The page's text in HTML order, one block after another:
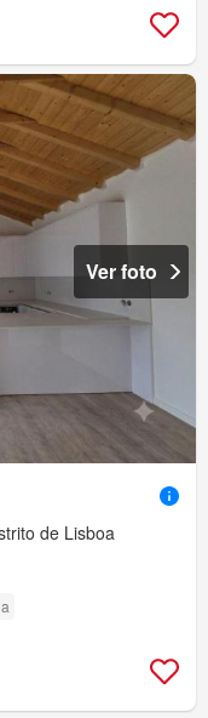
Ver foto
de Lisboa